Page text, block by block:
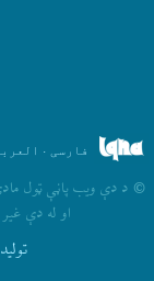
فارسی .
© د دې ويب پاڼې ټول
او له دې غير